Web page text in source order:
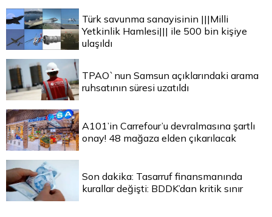
Türk savunma sanayisinin |||Milli
Yetkinlik Hamlesi||| ile 500 bin kişiye
ulaşıldı
TPAO`nun Samsun açıklarındaki arama
ruhsatının süresi uzatıldı
A101’in Carrefour’u devralmasına şartlı
onay! 48 mağaza elden çıkarılacak
Son dakika: Tasarruf finansmanında
kurallar değişti: BDDK’dan kritik sınır